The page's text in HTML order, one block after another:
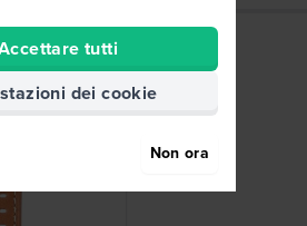
tutti
dei cookie
Non ora